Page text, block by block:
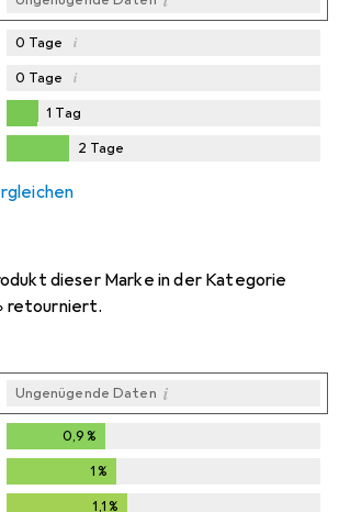
0 Tage i
0 Tage i
Tag
1 Tag
2 Tage
dieser Marke in der Kategorie
retourniert.
Ungenügende Daten i
0,9 %
1 %
1,1 %